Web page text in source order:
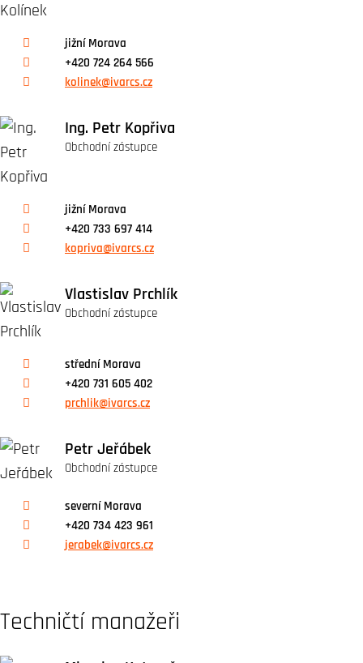
jižní Morava
+420 724 264 566
kolinek@ivarcs.cz
Ing. Petr Kopřiva
Obchodní zástupce
jižní Morava
+420 733 697 414
kopriva@ivarcs.cz
Vlastislav Prchlík
Obchodní zástupce
střední Morava
+420 731 605 402
prchlik@ivarcs.cz
Petr Jeřábek
Obchodní zástupce
severní Morava
+420 734 423 961
jerabek@ivarcs.cz
Techničtí manažeři